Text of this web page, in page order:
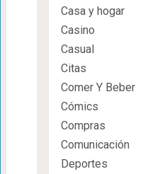
Casa y hogar
Casino
Casual
Citas
Comer Y Beber
Cómics
Compras
Comunicación
Deportes